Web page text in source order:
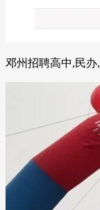
邓州招聘高中,民